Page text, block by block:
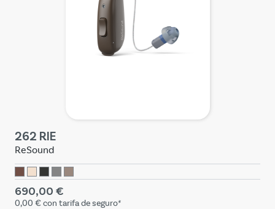
262 RIE
ReSound
690,00 €
0,00 €con tarifa de seguro*